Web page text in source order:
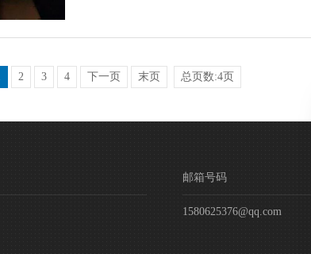
2 3 4 下一页 末页 总页数:4页
邮箱号码
1580625376@qq.com